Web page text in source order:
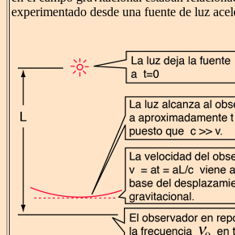
experimentado desde una fuente de luz